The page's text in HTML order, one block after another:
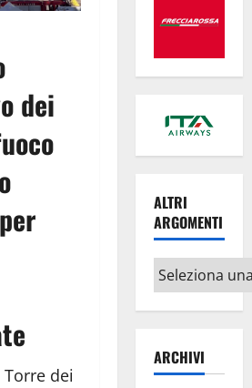
dei
dei
ALTRI
ARGOMENTI
Altri
argomenti
ARCHIVI